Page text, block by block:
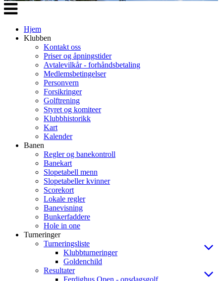
Veksle
navigasjon
Hjem
Klubben
Kontakt oss
Priser og åpningstider
Avtalevilkår - forhåndsbetaling
Medlemsbetingelser
Personvern
Forsikringer
Golftrening
Styret og komiteer
Klubbhistorikk
Kart
Kalender
Banen
Regler og banekontroll
Banekart
Slopetabell menn
Slopetabeller kvinner
Scorekort
Lokale regler
Banevisning
Bunkerfaddere
Hole in one
Turneringer
Turneringsliste
Klubbturneringer
Goldenchild
Resultater
Ferdighus Open - onsdagsgolf